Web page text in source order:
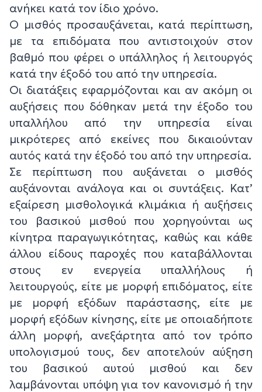
ανήκει κατά τον ίδιο χρόνο.
Ο μισθός προσαυξάνεται, κατά περίπτωση,
με τα επιδόματα που αντιστοιχούν στον
βαθμό που φέρει ο υπάλληλος ή λειτουργός
κατά την έξοδό του από την υπηρεσία.
Οι διατάξεις εφαρμόζονται και αν ακόμη οι
αυξήσεις που δόθηκαν μετά την έξοδο του
υπαλλήλου από την υπηρεσία είναι
μικρότερες από εκείνες που δικαιούνταν
αυτός κατά την έξοδό του από την υπηρεσία.
Σε περίπτωση που αυξάνεται ο μισθός
αυξάνονται ανάλογα και οι συντάξεις. Κατ’
εξαίρεση μισθολογικά κλιμάκια ή αυξήσεις
του βασικού μισθού που χορηγούνται ως
κίνητρα παραγωγικότητας, καθώς και κάθε
άλλου είδους παροχές που καταβάλλονται
στους εν ενεργεία υπαλλήλους ή
λειτουργούς, είτε με μορφή επιδόματος, είτε
με μορφή εξόδων παράστασης, είτε με
μορφή εξόδων κίνησης, είτε με οποιαδήποτε
άλλη μορφή, ανεξάρτητα από τον τρόπο
υπολογισμού τους, δεν αποτελούν αύξηση
του βασικού αυτού μισθού και δεν
λαμβάνονται υπόψη για τον κανονισμό ή την